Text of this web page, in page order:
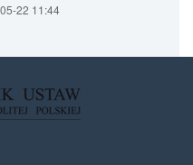
22 11:44